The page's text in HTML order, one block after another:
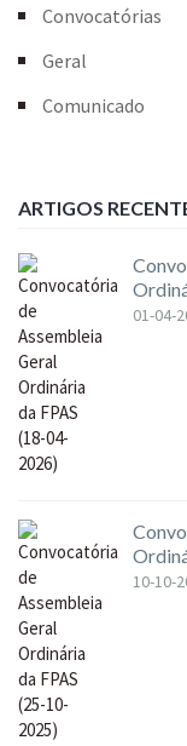
Convocatórias
Geral
Comunicado
ARTIGOS
01-04-
10-10-